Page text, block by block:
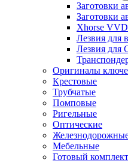
Заготовки
Заготовки
Xhorse
Лезвия для
Лезвия для
Оригиналы
Крестовые
Трубчатые
Помповые
Ригельные
Оптические
Мебельные
Готовый комплект